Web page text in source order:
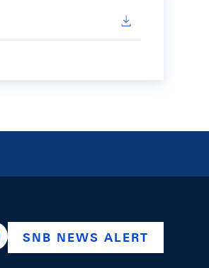
snb_bns
ch.linkedin.com/company/swiss-
https://www.youtube.com/
SNB NEWS ALERT